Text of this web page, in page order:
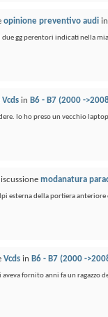
opinione preventivo audi in
gg perentori indicati nella
Vcds in B6 - B7 (2000 -
Io ho preso un vecchio
modanatura
esterna della portiera anteriore
Vcds in B6 - B7 (2000 -
fornito anni fa un ragazzo